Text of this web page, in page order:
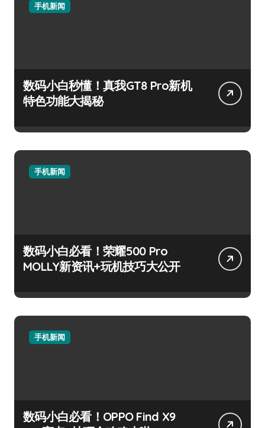
手机新闻
数码小白秒懂！真我GT8 Pro新机
特色功能大揭秘
手机新闻
数码小白必看！荣耀500 Pro
MOLLY新资讯+玩机技巧大公开
手机新闻
数码小白必看！OPPO Find X9